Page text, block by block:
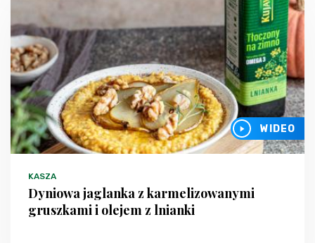
WIDEO
KASZA
Dyniowa jaglanka z karmelizowanymi
gruszkami i olejem z lnianki